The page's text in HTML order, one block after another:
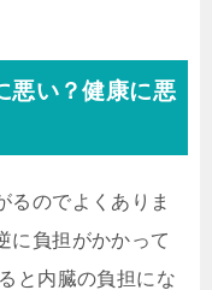
悪い？健康に悪
るのでよくありま
に負担がかかって
と内臓の負担にな